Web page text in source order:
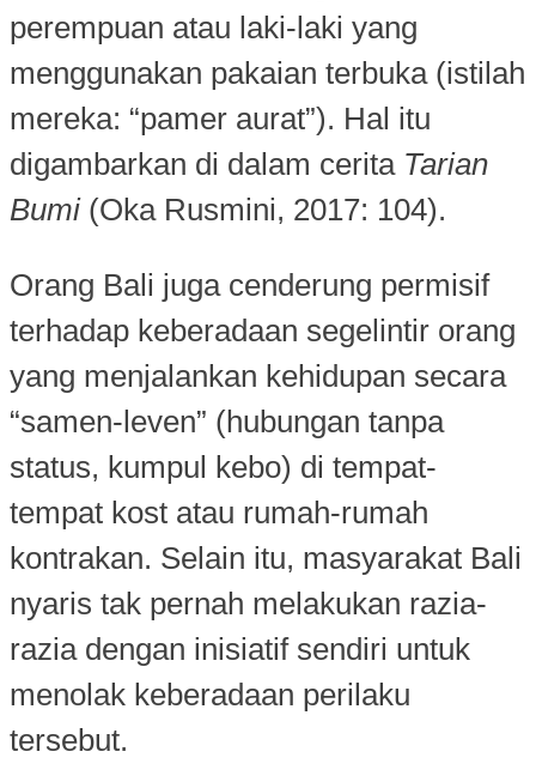
perempuan atau laki-laki yang
menggunakan pakaian terbuka (istilah
mereka: “pamer aurat”). Hal itu
digambarkan di dalam cerita Tarian
Bumi(Oka Rusmini, 2017: 104).
Orang Bali juga cenderung permisif
terhadap keberadaan segelintir orang
yang menjalankan kehidupan secara
“samen-leven” (hubungan tanpa
status, kumpul kebo) di tempat-
tempat kost atau rumah-rumah
kontrakan. Selain itu, masyarakat Bali
nyaris tak pernah melakukan razia-
razia dengan inisiatif sendiri untuk
menolak keberadaan perilaku
tersebut.